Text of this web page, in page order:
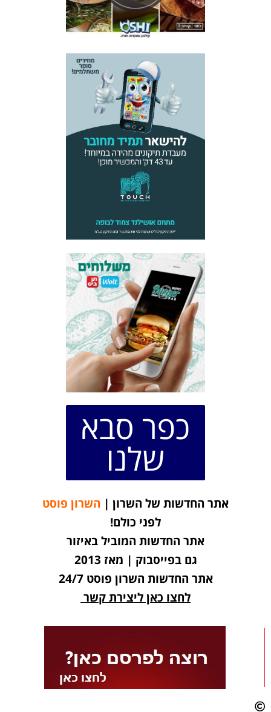
כפר סבא
שלנו
אתר החדשות של השרון | השרון פוסט
לפני כולם!
אתר החדשות המוביל באיזור
גם בפייסבוק | מאז 2013
אתר החדשות השרון פוסט 24/7
לחצו כאן ליצירת קשר